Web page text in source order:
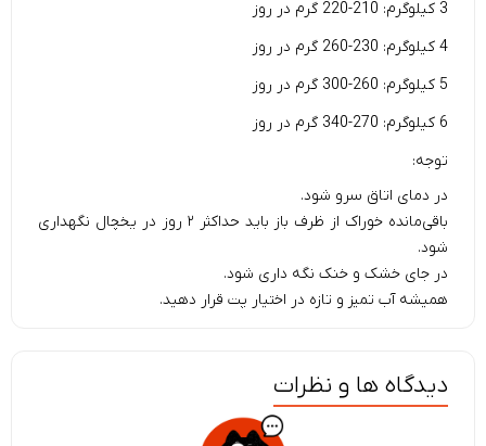
3 کیلوگرم: 210-220 گرم در روز
4 کیلوگرم: 230-260 گرم در روز
5 کیلوگرم: 260-300 گرم در روز
6 کیلوگرم: 270-340 گرم در روز
توجه:
در دمای اتاق سرو شود.
باقی‌مانده خوراک از ظرف باز باید حداکثر ۲ روز در یخچال نگهداری
شود.
در جای خشک و خنک نگه داری شود.
همیشه آب تمیز و تازه در اختیار پت قرار دهید.
دیدگاه ها و نظرات